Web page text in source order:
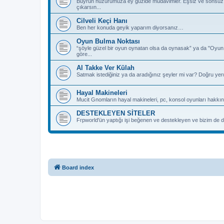
çıkarsın...
Cilveli Keçi Hanı
Ben her konuda geyik yaparım diyorsanız…
Oyun Bulma Noktası
“şöyle güzel bir oyun oynatan olsa da oynasak” ya da
göre...
Al Takke Ver Külah
Satmak istediğiniz ya da aradığınız şeyler mi var? Doğru
Hayal Makineleri
Mucit Gnomların hayal makineleri, pc, konsol oyunları
DESTEKLEYEN SİTELER
Frpworld'ün yaptığı işi beğenen ve destekleyen ve bizim de
Board index